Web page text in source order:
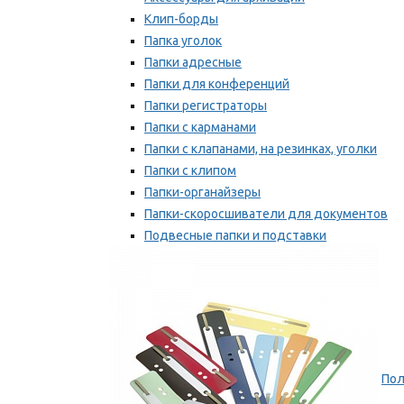
Клип-борды
Папка уголок
Папки адресные
Папки для конференций
Папки регистраторы
Папки с карманами
Папки с клапанами, на резинках, уголки
Папки с клипом
Папки-органайзеры
Папки-скоросшиватели для документов
Подвесные папки и подставки